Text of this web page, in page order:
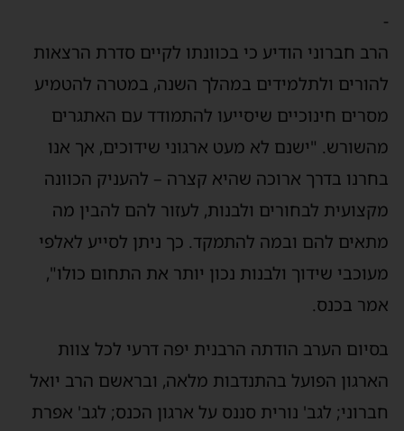
-
הרב חברוני הודיע כי בכוונתו לקיים סדרת הרצאות
להורים ולתלמידים במהלך השנה, במטרה להטמיע
מסרים חינוכיים שיסייעו להתמודד עם האתגרים
מהשורש. "ישנם לא מעט ארגוני שידוכים, אך אנו
בחרנו בדרך ארוכה שהיא קצרה – להעניק הכוונה
מקצועית לבחורים ולבנות, לעזור להם להבין מה
מתאים להם ובמה להתמקד. כך ניתן לסייע לאלפי
מעוכבי שידוך ולבנות נכון יותר את התחום כולו",
אמר בכנס.
בסיום הערב הודתה הרבנית יפה דרעי לכל צוות
הארגון הפועל בהתנדבות מלאה, ובראשם הרב יואל
חברוני; לגב' נורית סננס על ארגון הכנס; לגב' אפרת